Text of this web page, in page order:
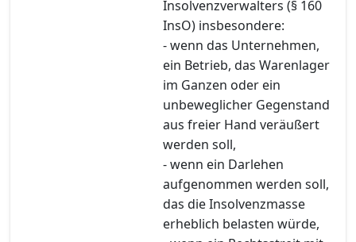
Insolvenzverwalters (§ 160
InsO) insbesondere:
- wenn das Unternehmen,
ein Betrieb, das Warenlager
im Ganzen oder ein
unbeweglicher Gegenstand
aus freier Hand veräußert
werden soll,
- wenn ein Darlehen
aufgenommen werden soll,
das die Insolvenzmasse
erheblich belasten würde,